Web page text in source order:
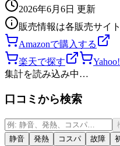
2026年6月6日 更新
販売情報は各販売サイ
Amazonで購入する
楽天で探す
集計を読み込み中…
口コミから検索
静音
発熱 コスパ 故障